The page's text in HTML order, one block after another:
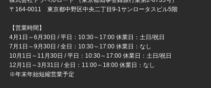
〒164-0011 東京都中野区中央二丁目9-1サンロータスビル5階
【営業時間】
4月1日～6月30日 / 平日：10:30～17:00 休業日：土日/祝日
7月1日～9月30日 / 全日：10:30～17:00 休業日：なし
10月1日～11月30日 / 平日：10:30～17:00 休業日：土日/祝日
12月1日～3月31日 / 全日：11:00～18:00 休業日：なし
※年末年始短縮営業予定